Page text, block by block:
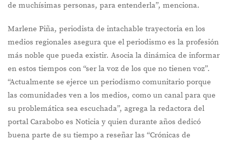
de muchísimas personas, para entenderla”, menciona.
Marlene Piña, periodista de intachable trayectoria en los
medios regionales asegura que el periodismo es la profesión
más noble que pueda existir. Asocia la dinámica de informar
en estos tiempos con “ser la voz de los que no tienen voz”.
“Actualmente se ejerce un periodismo comunitario porque
las comunidades ven a los medios, como un canal para que
su problemática sea escuchada”, agrega la redactora del
portal Carabobo es Noticia y quien durante años dedicó
buena parte de su tiempo a reseñar las “Crónicas de